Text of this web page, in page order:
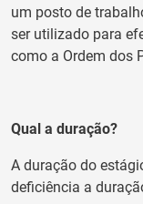
um posto de
ser utilizado para
como a Ordem dos
Qual a duração?
A duração do
deficiência a